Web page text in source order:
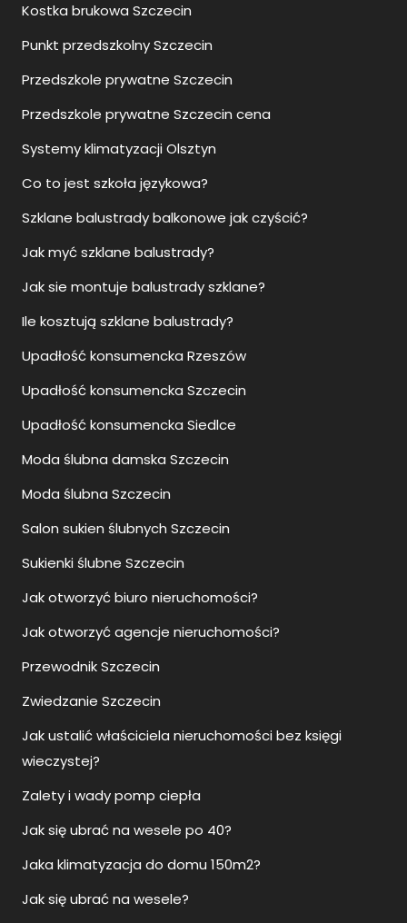
Kostka brukowa Szczecin
Punkt przedszkolny Szczecin
Przedszkole prywatne Szczecin
Przedszkole prywatne Szczecin cena
Systemy klimatyzacji Olsztyn
Co to jest szkoła językowa?
Szklane balustrady balkonowe jak czyścić?
Jak myć szklane balustrady?
Jak sie montuje balustrady szklane?
Ile kosztują szklane balustrady?
Upadłość konsumencka Rzeszów
Upadłość konsumencka Szczecin
Upadłość konsumencka Siedlce
Moda ślubna damska Szczecin
Moda ślubna Szczecin
Salon sukien ślubnych Szczecin
Sukienki ślubne Szczecin
Jak otworzyć biuro nieruchomości?
Jak otworzyć agencje nieruchomości?
Przewodnik Szczecin
Zwiedzanie Szczecin
Jak ustalić właściciela nieruchomości bez księgi
wieczystej?
Zalety i wady pomp ciepła
Jak się ubrać na wesele po 40?
Jaka klimatyzacja do domu 150m2?
Jak się ubrać na wesele?